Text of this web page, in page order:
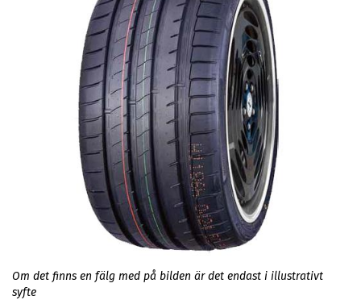
Om det finns en fälg med på bilden är det endast i illustrativt
syfte